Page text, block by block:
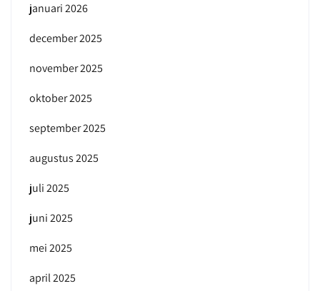
januari 2026
december 2025
november 2025
oktober 2025
september 2025
augustus 2025
juli 2025
juni 2025
mei 2025
april 2025